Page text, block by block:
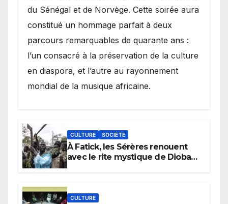
du Sénégal et de Norvège. Cette soirée aura
constitué un hommage parfait à deux
parcours remarquables de quarante ans :
l’un consacré à la préservation de la culture
en diaspora, et l’autre au rayonnement
mondial de la musique africaine.
CULTURE SOCIÉTÉ
À Fatick, les Sérères renouent
avec le rite mystique de Diobaye
CULTURE